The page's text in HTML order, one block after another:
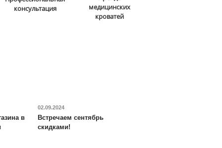
консультация
медицинских
кроватей
в
02.09.2024
Встречаем сентябрь
скидками!